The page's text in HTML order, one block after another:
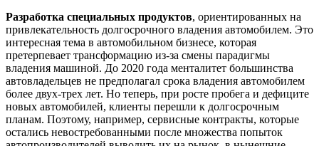
Разработка специальных продуктов, ориентированных на
привлекательность долгосрочного владения автомобилем. Это
интересная тема в автомобильном бизне­се, которая
претерпевает трансформацию из-за смены парадигмы
владения маши­ной. До 2020 года менталитет большин­ства
автовладельцев не предполагал срока владения автомобилем
более двух-трех лет. Но теперь, при росте пробега и дефи­ците
новых автомобилей, клиенты переш­ли к долгосрочным
планам. Поэтому, например, сервисные контракты, которые
остались невостребованными после мно­жества попыток